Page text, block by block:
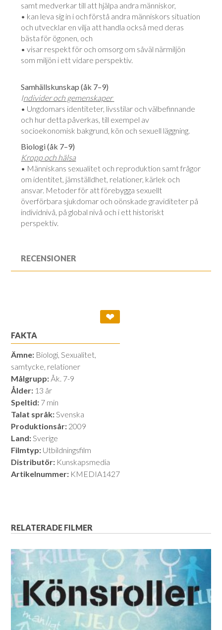
samt medverkar till att hjälpa andra människor,
• kan leva sig in i och förstå andra människors situation
och utvecklar en vilja att handla också med deras
bästa för ögonen, och
• visar respekt för och omsorg om såväl närmiljön
som miljön i ett vidare perspektiv.
Samhällskunskap (åk 7–9)
Individer och gemenskaper
• Ungdomars identiteter, livsstilar och välbefinnande
och hur detta påverkas, till exempel av
socioekonomisk bakgrund, kön och sexuell läggning.
Biologi (åk 7–9)
Kropp och hälsa
• Människans sexualitet och reproduktion samt frågor
om identitet, jämställdhet, relationer, kärlek och
ansvar. Metoder för att förebygga sexuellt
överförbara sjukdomar och oönskade graviditeter på
individnivå, på global nivå och i ett historiskt
perspektiv.
RECENSIONER
❤
FAKTA
Ämne: Biologi, Sexualitet,
samtycke, relationer
Målgrupp: Åk. 7-9
Ålder: 13 år
Speltid: 7 min
Talat språk:Svenska
Produktionsår: 2009
Land:Sverige
Filmtyp: Utbildningsfilm
Distributör: Kunskapsmedia
Artikelnummer: KMEDIA1427
RELATERADE FILMER